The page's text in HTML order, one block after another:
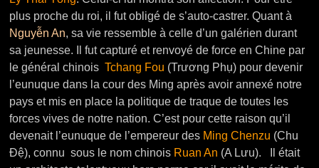
plus proche du roi, il fut obligé de s’auto-castrer. Quant à
Nguyễn An, sa vie ressemble à celle d’un galérien durant
sa jeunesse. Il fut capturé et renvoyé de force en Chine par
le général chinoisTchang Fou (Trương Phụ) pour devenir
l’eunuque dans la cour des Ming après avoir annexé notre
pays et mis en place la politique de traque de toutes les
forces vives de notre nation. C’est pour cette raison qu’il
devenait l’eunuque de l’empereur des Ming Chenzu (Chu
Đệ), connu sous le nom chinois Ruan An (A Lưu). Il était